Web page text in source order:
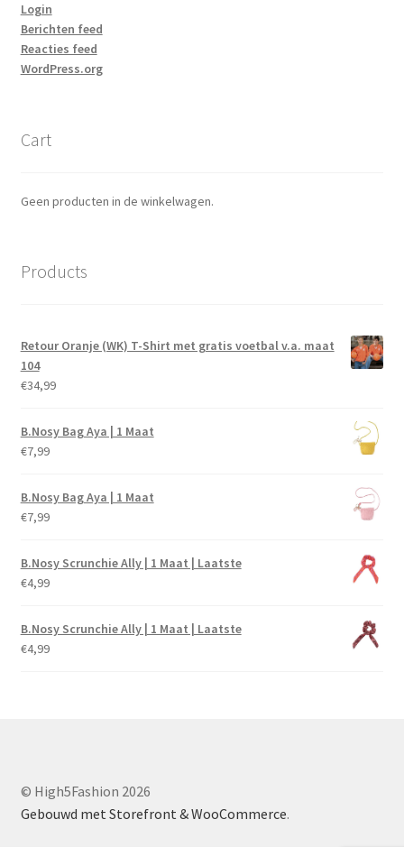
Login
Berichten feed
Reacties feed
WordPress.org
Cart
Geen producten in de winkelwagen.
Products
Retour Oranje (WK) T-Shirt met gratis voetbal v.a. maat
104
€34,99
B.Nosy Bag Aya | 1 Maat
€7,99
B.Nosy Bag Aya | 1 Maat
€7,99
B.Nosy Scrunchie Ally | 1 Maat | Laatste
€4,99
B.Nosy Scrunchie Ally | 1 Maat | Laatste
€4,99
© High5Fashion 2026
Gebouwd met Storefront & WooCommerce.